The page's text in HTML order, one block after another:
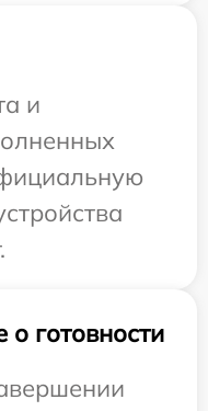
и
готовности